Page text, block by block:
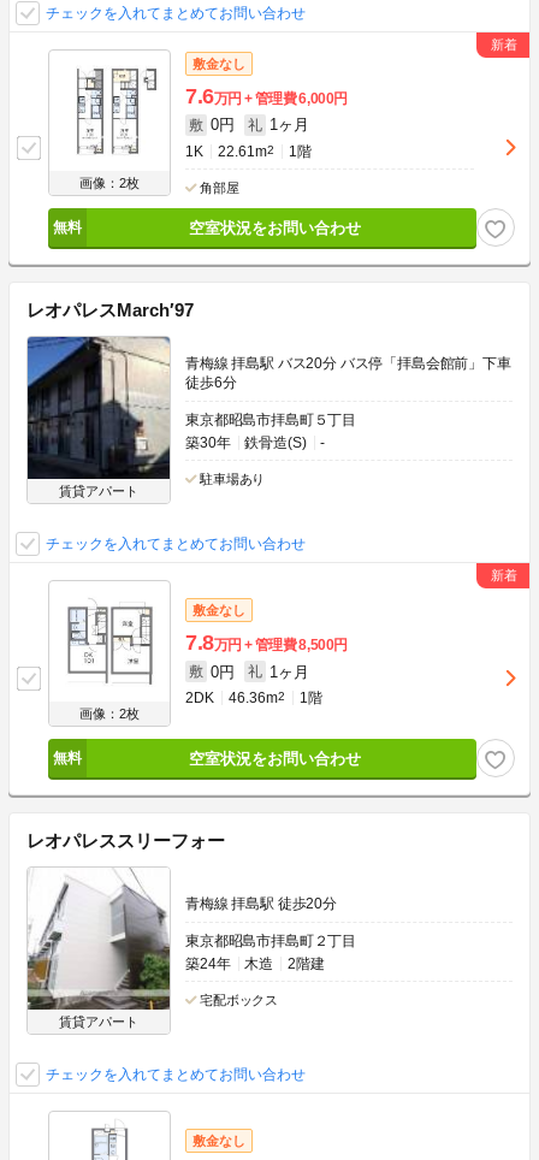
チェックを入れてまとめてお問い合わせ
画像：2枚
敷金なし
7.6万円 管理費6,000円
敷 0円 礼 1ヶ月
1K 22.61m2 1階
角部屋
空室状況をお問い合わせ
レオパレスMarch′97
賃貸アパート
青梅線 拝島駅 バス20分 バス停「拝島会館前」下車
徒歩6分
東京都昭島市拝島町５丁目
築30年
鉄骨造(S) -
駐車場あり
チェックを入れてまとめてお問い合わせ
画像：2枚
敷金なし
7.8万円 管理費8,500円
敷 0円 礼 1ヶ月
2DK 46.36m2 1階
空室状況をお問い合わせ
レオパレススリーフォー
賃貸アパート
青梅線 拝島駅 徒歩20分
東京都昭島市拝島町２丁目
築24年
木造 2階建
宅配ボックス
チェックを入れてまとめてお問い合わせ
敷金なし